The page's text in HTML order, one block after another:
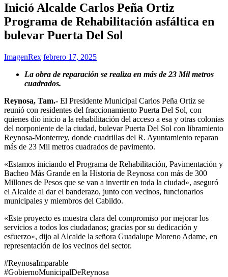
Inició Alcalde Carlos Peña Ortiz
Programa de Rehabilitación asfáltica en
bulevar Puerta Del Sol
ImagenRex febrero 17, 2025
La obra de reparación se realiza en más de 23 Mil metros
cuadrados.
Reynosa, Tam.- El Presidente Municipal Carlos Peña Ortiz se
reunió con residentes del fraccionamiento Puerta Del Sol, con
quienes dio inicio a la rehabilitación del acceso a esa y otras colonias
del norponiente de la ciudad, bulevar Puerta Del Sol con libramiento
Reynosa-Monterrey, donde cuadrillas del R. Ayuntamiento reparan
más de 23 Mil metros cuadrados de pavimento.
«Estamos iniciando el Programa de Rehabilitación, Pavimentación y
Bacheo Más Grande en la Historia de Reynosa con más de 300
Millones de Pesos que se van a invertir en toda la ciudad», aseguró
el Alcalde al dar el banderazo, junto con vecinos, funcionarios
municipales y miembros del Cabildo.
«Este proyecto es muestra clara del compromiso por mejorar los
servicios a todos los ciudadanos; gracias por su dedicación y
esfuerzo», dijo al Alcalde la señora Guadalupe Moreno Adame, en
representación de los vecinos del sector.
#ReynosaImparable
#GobiernoMunicipalDeReynosa